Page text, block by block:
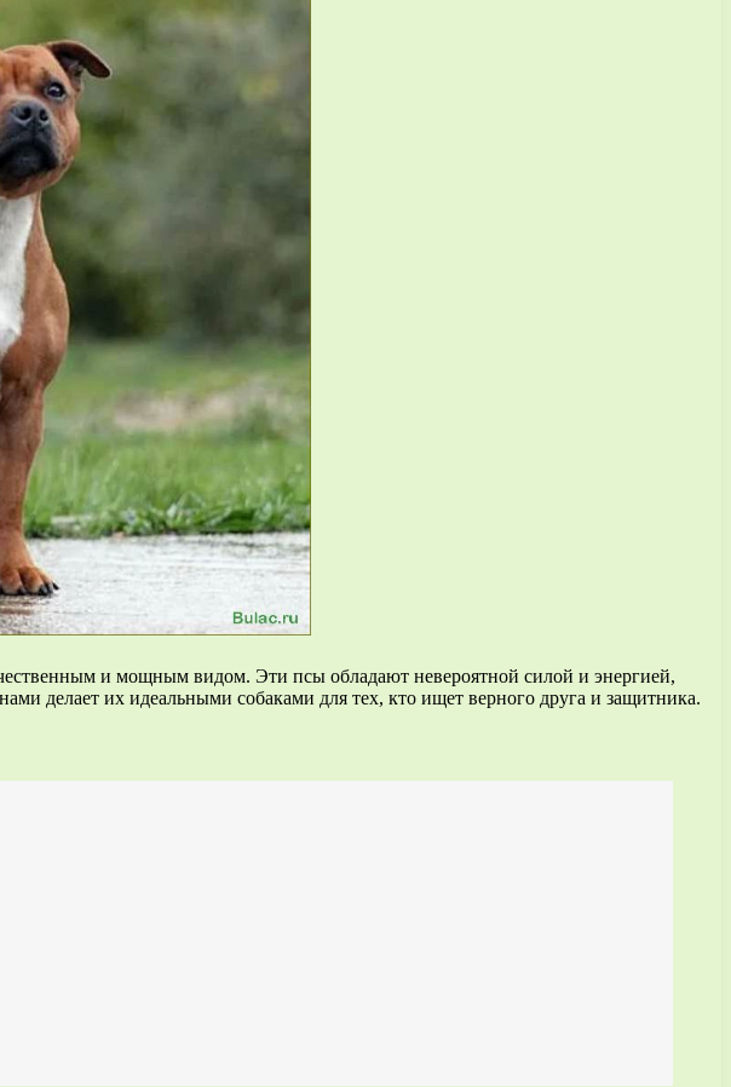
и мощным видом. Эти псы обладают невероятной силой и энергией,
делает их идеальными собаками для тех, кто ищет верного друга и защитника.